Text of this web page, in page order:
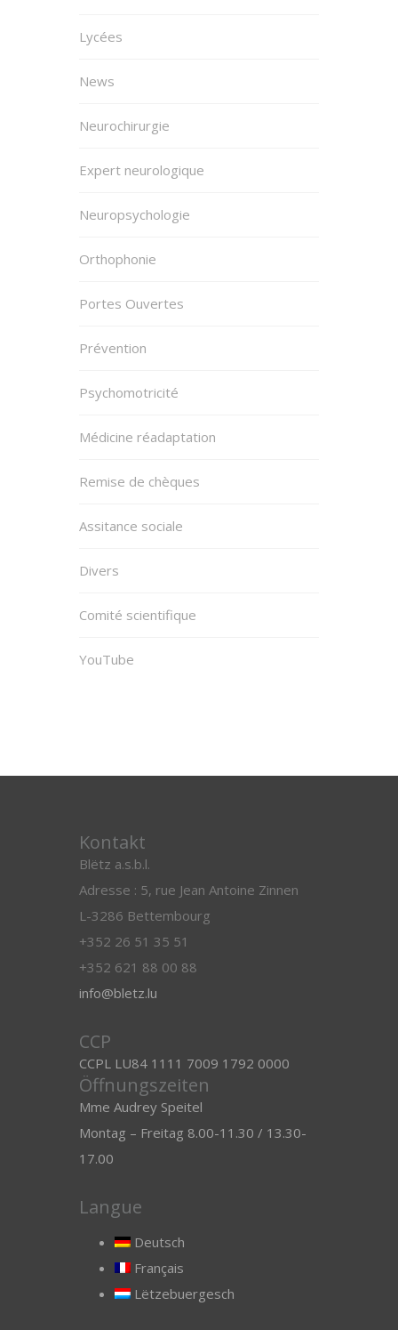
Lycées
News
Neurochirurgie
Expert neurologique
Neuropsychologie
Orthophonie
Portes Ouvertes
Prévention
Psychomotricité
Médicine réadaptation
Remise de chèques
Assitance sociale
Divers
Comité scientifique
YouTube
Kontakt
Blëtz a.s.b.l.
Adresse : 5, rue Jean Antoine Zinnen
L-3286 Bettembourg
+352 26 51 35 51
+352 621 88 00 88
info@bletz.lu
CCP
CCPL LU84 1111 7009 1792 0000
Öffnungszeiten
Mme Audrey Speitel
Montag – Freitag 8.00-11.30 / 13.30-
17.00
Langue
Deutsch
Français
Lëtzebuergesch